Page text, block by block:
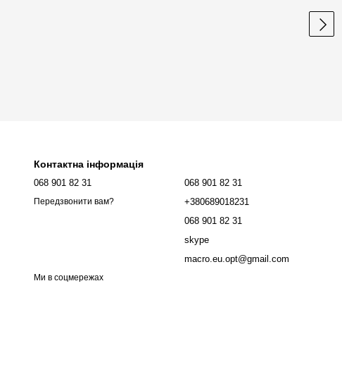
Контактна інформація
068 901 82 31
Передзвонити вам?
068 901 82 31
+380689018231
068 901 82 31
skype
macro.eu.opt@gmail.com
Ми в соцмережах